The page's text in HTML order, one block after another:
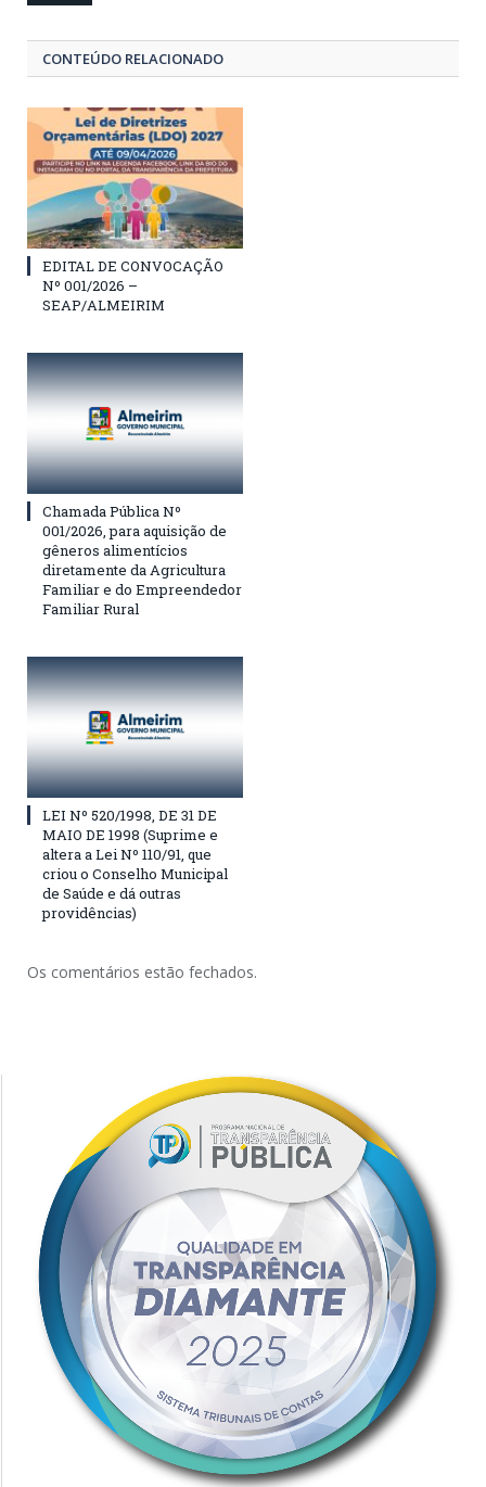
CONTEÚDO RELACIONADO
EDITAL DE CONVOCAÇÃO
Nº 001/2026 –
SEAP/ALMEIRIM
Chamada Pública Nº
001/2026, para aquisição de
gêneros alimentícios
diretamente da Agricultura
Familiar e do Empreendedor
Familiar Rural
LEI Nº 520/1998, DE 31 DE
MAIO DE 1998 (Suprime e
altera a Lei Nº 110/91, que
criou o Conselho Municipal
de Saúde e dá outras
providências)
Os comentários estão fechados.